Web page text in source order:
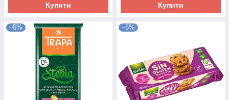
Купити Купити
–5% –5%